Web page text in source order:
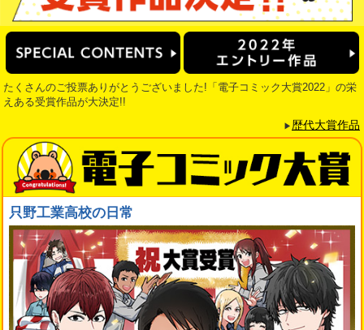
たくさんのご投票ありがとうございました! 「電子コミック大賞2022」の栄
えある受賞作品が大決定!!
▶ 歴代大賞作品
只野工業高校の日常